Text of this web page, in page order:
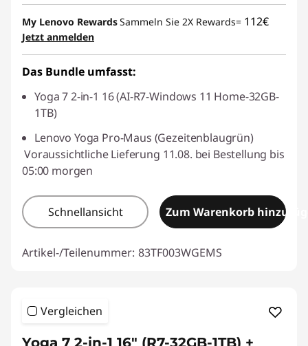
My Lenovo RewardsSammeln Sie 2X Rewards= 112€
Jetzt anmelden
Das Bundle umfasst:
Yoga 7 2-in-1 16 (AI-R7-Windows 11 Home-32GB-
1TB)
Lenovo Yoga Pro-Maus (Gezeitenblaugrün)
Voraussichtliche Lieferung 11.08. bei Bestellung bis
05:00 morgen
Schnellansicht Zum Warenkorb
Artikel-/Teilenummer: 83TF003WGEMS
Vergleichen
Yoga 7 2-in-1 16" (R7-32GB-1TB) +